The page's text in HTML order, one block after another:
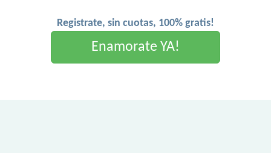
Registrate, sin cuotas, 100% gratis!
Enamorate YA!